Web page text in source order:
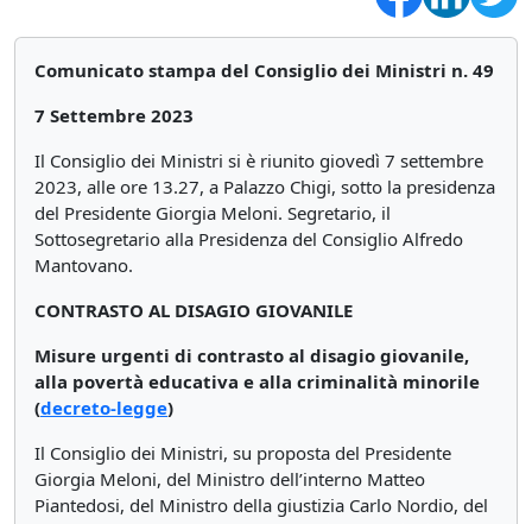
Comunicato stampa del Consiglio dei Ministri n. 49
7 Settembre 2023
Il Consiglio dei Ministri si è riunito giovedì 7 settembre
2023, alle ore 13.27, a Palazzo Chigi, sotto la presidenza
del Presidente Giorgia Meloni. Segretario, il
Sottosegretario alla Presidenza del Consiglio Alfredo
Mantovano.
CONTRASTO AL DISAGIO GIOVANILE
Misure urgenti di contrasto al disagio giovanile,
alla povertà educativa e alla criminalità minorile
(decreto-legge)
Il Consiglio dei Ministri, su proposta del Presidente
Giorgia Meloni, del Ministro dell’interno Matteo
Piantedosi, del Ministro della giustizia Carlo Nordio, del